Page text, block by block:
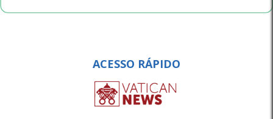
ACESSO RÁPIDO